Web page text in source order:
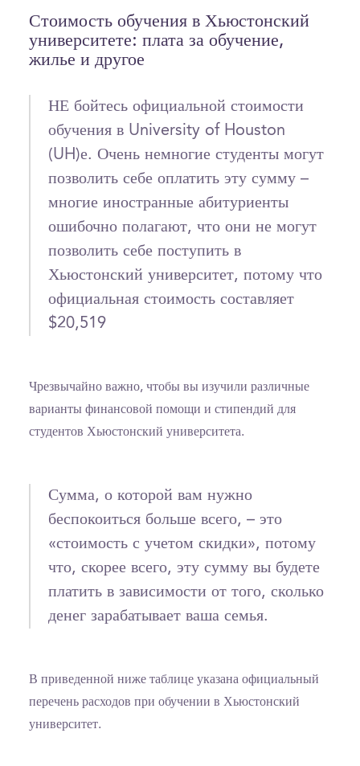
Стоимость обучения в Хьюстонский
университете: плата за обучение,
жилье и другое
НЕ бойтесь официальной стоимости
обучения в University of Houston
(UH)е. Очень немногие студенты могут
позволить себе оплатить эту сумму –
многие иностранные абитуриенты
ошибочно полагают, что они не могут
позволить себе поступить в
Хьюстонский университет, потому что
официальная стоимость составляет
$20,519
Чрезвычайно важно, чтобы вы изучили различные
варианты финансовой помощи и стипендий для
студентов Хьюстонский университета.
Сумма, о которой вам нужно
беспокоиться больше всего, – это
«стоимость с учетом скидки», потому
что, скорее всего, эту сумму вы будете
платить в зависимости от того, сколько
денег зарабатывает ваша семья.
В приведенной ниже таблице указана официальный
перечень расходов при обучении в Хьюстонский
университет.